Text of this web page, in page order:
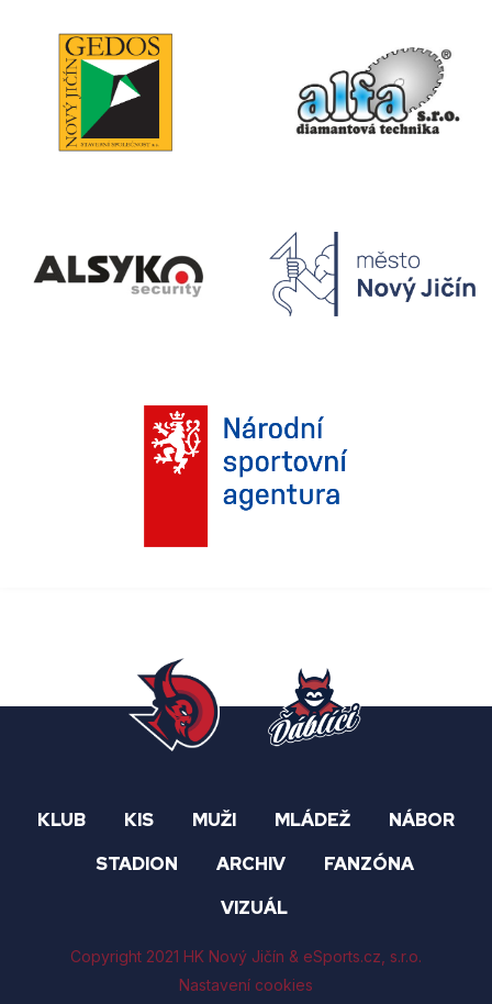
KLUB KIS MUŽI MLÁDEŽ
NÁBOR
STADION
ARCHIV
FANZÓNA
VIZUÁL
Copyright 2021 HK Nový Jičín & eSports.cz , s.r.o.
Nastavení cookies